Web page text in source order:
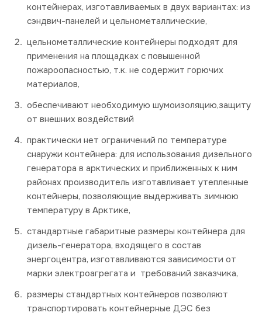
контейнерах, изготавливаемых в двух вариантах: из
сэндвич-панелей и цельнометаллические,
цельнометаллические контейнеры подходят для
применения на площадках с повышенной
пожароопасностью, т.к. не содержит горючих
материалов,
обеспечивают необходимую шумоизоляцию,защиту
от внешних воздействий
практически нет ограничений по температуре
снаружи контейнера: для использования дизельного
генератора в арктических и приближенных к ним
районах производитель изготавливает утепленные
контейнеры, позволяющие выдерживать зимнюю
температуру в Арктике,
стандартные габаритные размеры контейнера для
дизель-генератора, входящего в состав
энергоцентра, изготавливаются зависимости от
марки электроагрегата и требований заказчика,
размеры стандартных контейнеров позволяют
транспортировать контейнерные ДЭС без